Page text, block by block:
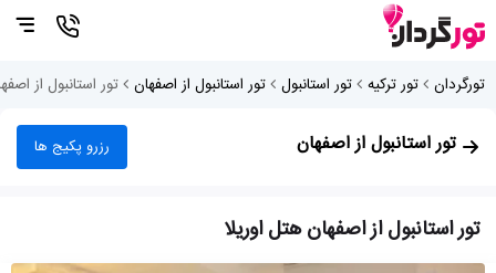
تورگردان تور ترکیه تور استانبول تور استانبول از اصفهان تور استانبول از
تور استانبول از اصفهان رزرو پکیج ها
تور استانبول از اصفهان هتل اوریلا